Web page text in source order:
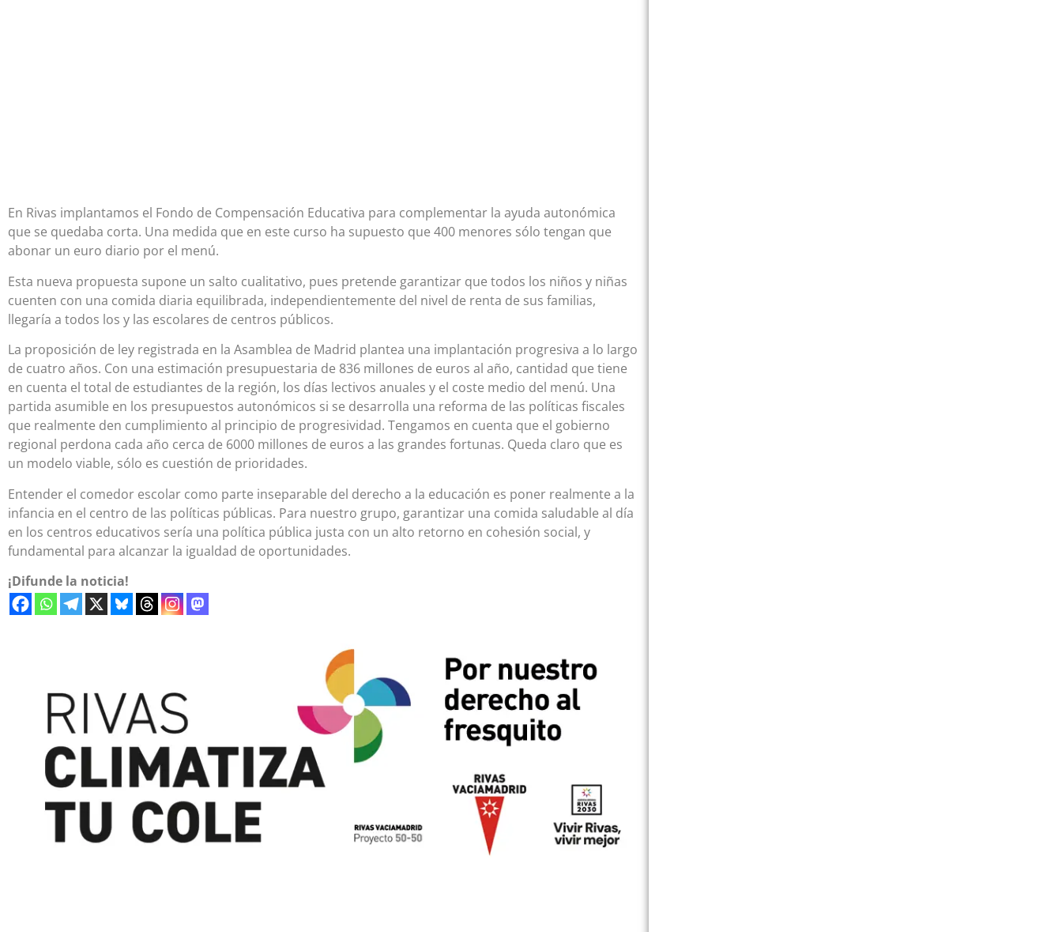
En Rivas implantamos el Fondo de Compensación Educativa para complementar la ayuda autonómica
que se quedaba corta. Una medida que en este curso ha supuesto que 400 menores sólo tengan que
abonar un euro diario por el menú.
Esta nueva propuesta supone un salto cualitativo, pues pretende garantizar que todos los niños y niñas
cuenten con una comida diaria equilibrada, independientemente del nivel de renta de sus familias,
llegaría a todos los y las escolares de centros públicos.
La proposición de ley registrada en la Asamblea de Madrid plantea una implantación progresiva a lo largo
de cuatro años. Con una estimación presupuestaria de 836 millones de euros al año, cantidad que tiene
en cuenta el total de estudiantes de la región, los días lectivos anuales y el coste medio del menú. Una
partida asumible en los presupuestos autonómicos si se desarrolla una reforma de las políticas fiscales
que realmente den cumplimiento al principio de progresividad. Tengamos en cuenta que el gobierno
regional perdona cada año cerca de 6000 millones de euros a las grandes fortunas. Queda claro que es
un modelo viable, sólo es cuestión de prioridades.
Entender el comedor escolar como parte inseparable del derecho a la educación es poner realmente a la
infancia en el centro de las políticas públicas. Para nuestro grupo, garantizar una comida saludable al día
en los centros educativos sería una política pública justa con un alto retorno en cohesión social, y
fundamental para alcanzar la igualdad de oportunidades.
¡Difunde la noticia!